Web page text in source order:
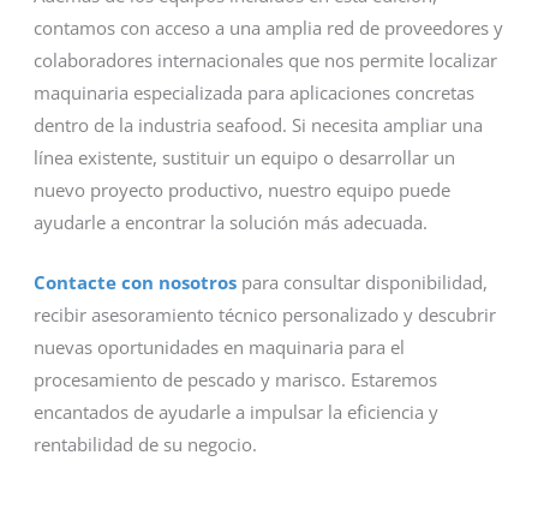
contamos con acceso a una amplia red de proveedores y
colaboradores internacionales que nos permite localizar
maquinaria especializada para aplicaciones concretas
dentro de la industria seafood. Si necesita ampliar una
línea existente, sustituir un equipo o desarrollar un
nuevo proyecto productivo, nuestro equipo puede
ayudarle a encontrar la solución más adecuada.
Contacte con nosotrospara consultar disponibilidad,
recibir asesoramiento técnico personalizado y descubrir
nuevas oportunidades en maquinaria para el
procesamiento de pescado y marisco. Estaremos
encantados de ayudarle a impulsar la eficiencia y
rentabilidad de su negocio.